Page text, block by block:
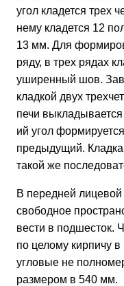
угол кладется трех
нему кладется 12
13 мм. Для
ряду, в трех рядах
уширенный шов.
кладкой двух
печи
ий угол
предыдущий.
такой же
В передней лицевой
свободное
вести в подшесток.
по целому кирпичу
угловые не
размером в 540 мм.